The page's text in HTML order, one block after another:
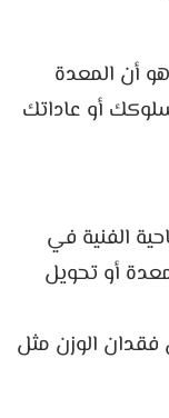
الجانب السلبي الرئيسي لـ Re-Sleeve هو أن المعدة
أو عاداتك
الفنية في
أو تحويل
الوزن مثل